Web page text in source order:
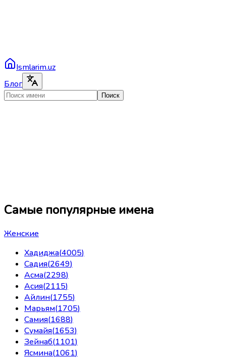
Ismlarim.uz
Блог
Поиск
Самые популярные имена
Женские
Хадиджа(4005)
Садия(2649)
Асма(2298)
Асия(2115)
Айлин(1755)
Марьям(1705)
Самия(1688)
Сумайя(1653)
Зейнаб(1101)
Ясмина(1061)